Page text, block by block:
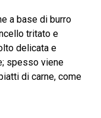
a base di burro
tritato e
delicata e
spesso viene
di carne, come